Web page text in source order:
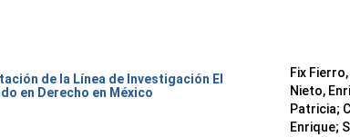
de la Línea de Investigación El
en Derecho en México
Fix
Nieto,
Patricia;
Enrique;